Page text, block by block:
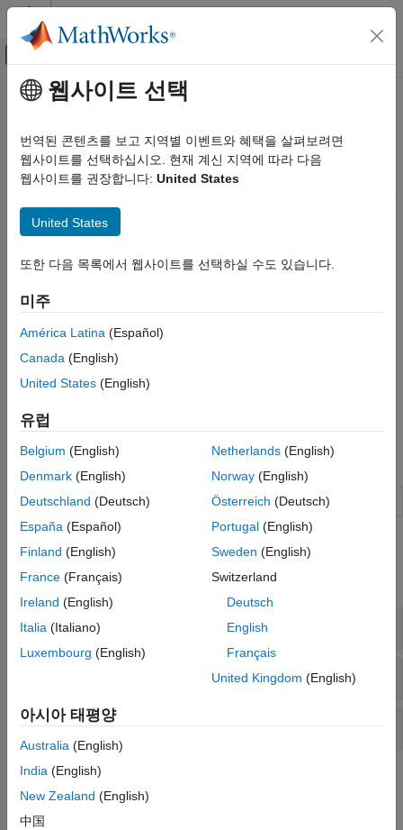
콘텐츠로 바로 가기
오프캔버스 탐색 메뉴 토글
문서 홈
Image Processing Toolbox
기하 변환과 영상 정합
카테고리
단순한 기하 변환
일반적인 기하 변환
주요 콘텐츠
영상 정합
명암 상관, 특징 매칭 또는 제어점 매핑을 사용하여 두 개의 영상
정렬
영상 정합은 둘 이상의 영상을 정렬하는 과정입니다. 이 과정은 한
영상을 참조 영상(고정 영상이라고도 함)으로 지정하고 다른 한
영상은 참조 영상과 정렬되도록 기하 변환 또는 국소 변위를
맞지 않을 수 있습니다. 영상은 대개 카메라의 시점이 바뀌거나
Image Processing Toolbox™와 Computer Vision Toolbox™는
영상 정합, 제어점 정합 및 자동화된 특징 매칭과 같이 모두 네
가지의 영상 정합 솔루션을 제공합니다. 어느 방법을 사용할지
참조하십시오.
앱
정합 추정기 2차원 회색조 영상 정합
함수
모두 확장
자동 정합
공간 참조
도움말 항목
대화형 방식으로 영상 정합하기
웹사이트 선택
번역된 콘텐츠를 보고 지역별 이벤트와 혜택을 살펴보려면
웹사이트를 선택하십시오. 현재 계신 지역에 따라 다음
웹사이트를 권장합니다: United States
United States
또한 다음 목록에서 웹사이트를 선택하실 수도 있습니다.
미주
América Latina (Español)
Canada (English)
United States (English)
유럽
Belgium (English)
Denmark (English)
Deutschland (Deutsch)
España (Español)
Finland (English)
France (Français)
Ireland (English)
Italia (Italiano)
Luxembourg (English)
Netherlands(English)
Norway(English)
Österreich (Deutsch)
Portugal(English)
Sweden (English)
Switzerland
Deutsch
English
Français
United Kingdom (English)
아시아 태평양
Australia (English)
India (English)
New Zealand (English)
中国